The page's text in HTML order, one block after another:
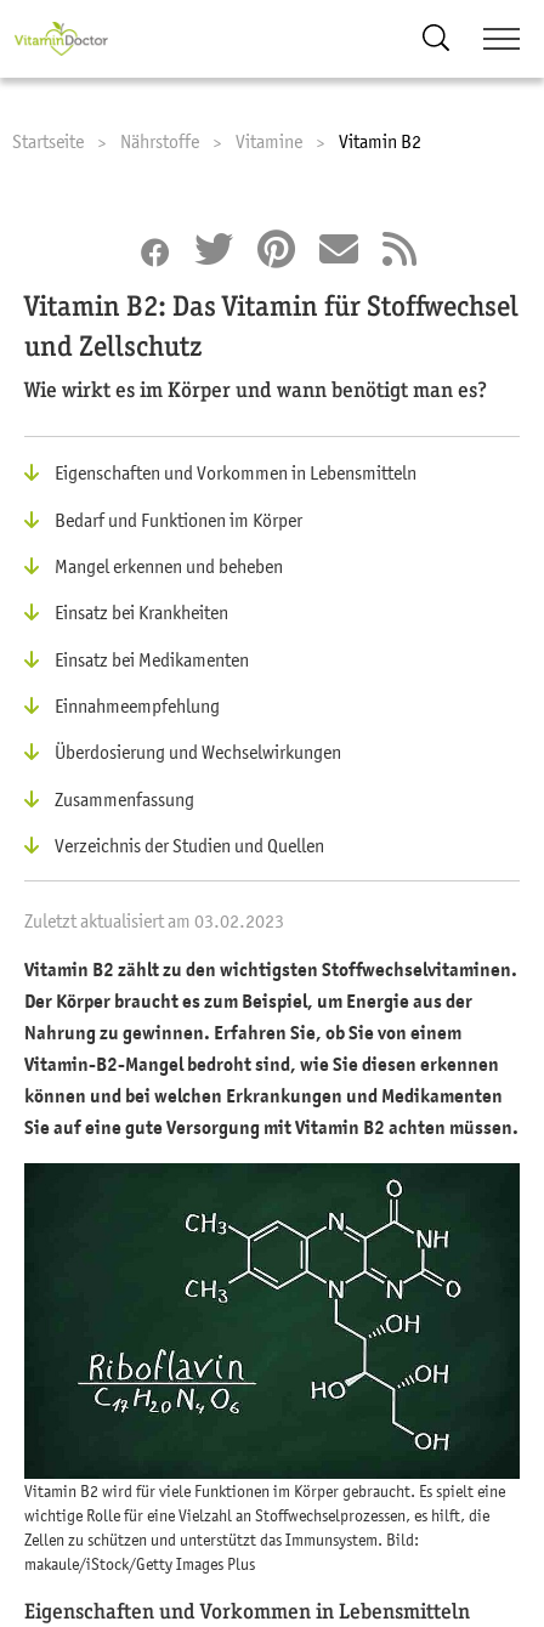
Startseite Nährstoffe Vitamine Current:
Vitamin B2
Vitamin B2: Das Vitamin für Stoffwechsel
und Zellschutz
Wie wirkt es im Körper und wann benötigt man es?
Eigenschaften und Vorkommen in Lebensmitteln
Bedarf und Funktionen im Körper
Mangel erkennen und beheben
Einsatz bei Krankheiten
Einsatz bei Medikamenten
Einnahmeempfehlung
Überdosierung und Wechselwirkungen
Zusammenfassung
Verzeichnis der Studien und Quellen
Zuletzt aktualisiert am 03.02.2023
Vitamin B2 zählt zu den wichtigsten Stoffwechselvitaminen.
Der Körper braucht es zum Beispiel, um Energie aus der
Nahrung zu gewinnen. Erfahren Sie, ob Sie von einem
Vitamin-B2-Mangel bedroht sind, wie Sie diesen erkennen
können und bei welchen Erkrankungen und Medikamenten
Sie auf eine gute Versorgung mit Vitamin B2 achten müssen.
Vitamin B2 wird für viele Funktionen im Körper gebraucht. Es spielt eine
wichtige Rolle für eine Vielzahl an Stoffwechselprozessen, es hilft, die
Zellen zu schützen und unterstützt das Immunsystem. Bild:
makaule/iStock/Getty Images Plus
Eigenschaften und Vorkommen in Lebensmitteln